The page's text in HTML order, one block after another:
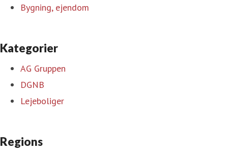
Bygning, ejendom
Kategorier
AG Gruppen
DGNB
Lejeboliger
Regions